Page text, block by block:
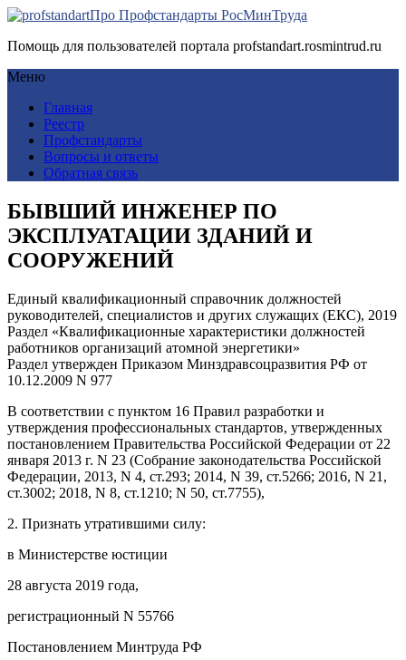
Про Профстандарты РосМинТруда
Помощь для пользователей портала profstandart.rosmintrud.ru
Меню
Главная
Реестр
Профстандарты
Вопросы и ответы
Обратная связь
БЫВШИЙ ИНЖЕНЕР ПО
ЭКСПЛУАТАЦИИ ЗДАНИЙ И
СООРУЖЕНИЙ
Единый квалификационный справочник должностей
руководителей, специалистов и других служащих (ЕКС), 2019
Раздел «Квалификационные характеристики должностей
работников организаций атомной энергетики»
Раздел утвержден Приказом Минздравсоцразвития РФ от
10.12.2009 N 977
В соответствии с пунктом 16 Правил разработки и
утверждения профессиональных стандартов, утвержденных
постановлением Правительства Российской Федерации от 22
января 2013 г. N 23 (Собрание законодательства Российской
Федерации, 2013, N 4, ст.293; 2014, N 39, ст.5266; 2016, N 21,
ст.3002; 2018, N 8, ст.1210; N 50, ст.7755),
2. Признать утратившими силу:
в Министерстве юстиции
28 августа 2019 года,
регистрационный N 55766
Постановлением Минтруда РФ